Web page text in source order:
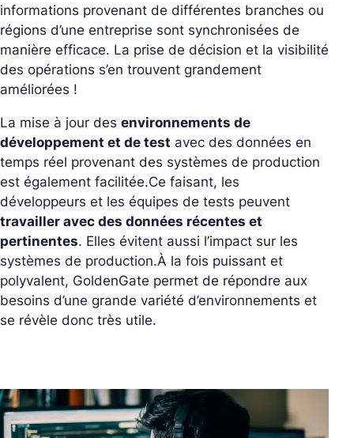
informations provenant de différentes branches ou
régions d’une entreprise sont synchronisées de
manière efficace. La prise de décision et la visibilité
des opérations s’en trouvent grandement
améliorées !
La mise à jour des environnements de
développement et de test avec des données en
temps réel provenant des systèmes de production
est également facilitée.Ce faisant, les
développeurs et les équipes de tests peuvent
travailler avec des données récentes et
pertinentes. Elles évitent aussi l’impact sur les
systèmes de production.À la fois puissant et
polyvalent, GoldenGate permet de répondre aux
besoins d’une grande variété d’environnements et
se révèle donc très utile.